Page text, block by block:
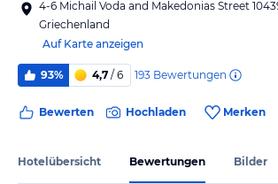
4-6 Michail Voda and Makedonias Street
Griechenland
Auf Karte anzeigen
93% 4,7 / 6 193 Bewertungen
Bewerten Hochladen Merken
Hotelübersicht Bewertungen Bilder